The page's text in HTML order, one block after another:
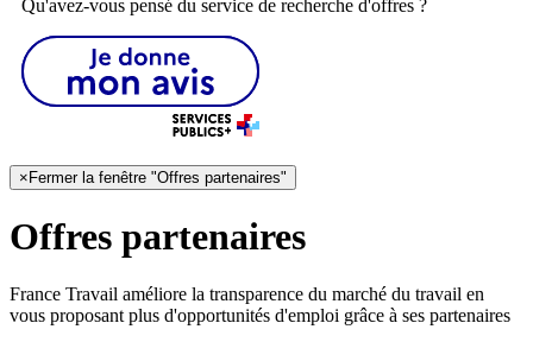
Qu'avez-vous pensé du service de recherche d'offres ?
×Fermer la fenêtre "Offres partenaires"
Offres partenaires
France Travail améliore la transparence du marché du travail en
vous proposant plus d'opportunités d'emploi grâce à ses partenaires